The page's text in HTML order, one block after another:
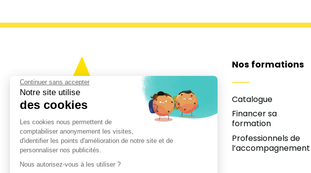
Continuer sans accepter
Notre site utilise
des cookies
Les cookies nous permettent de
comptabiliser anonymement les visites,
d'identifier les points d'amélioration de notre site et de
personnaliser nos publicités.
Nous autorisez-vous à les utiliser ?
Se former pour mieux
Entreprendre
Nos formations
Catalogue
Financer sa
formation
Professionnels de
l’accompagnement